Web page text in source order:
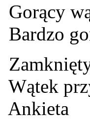
Gorący
Bardzo
Wątek
Ankieta